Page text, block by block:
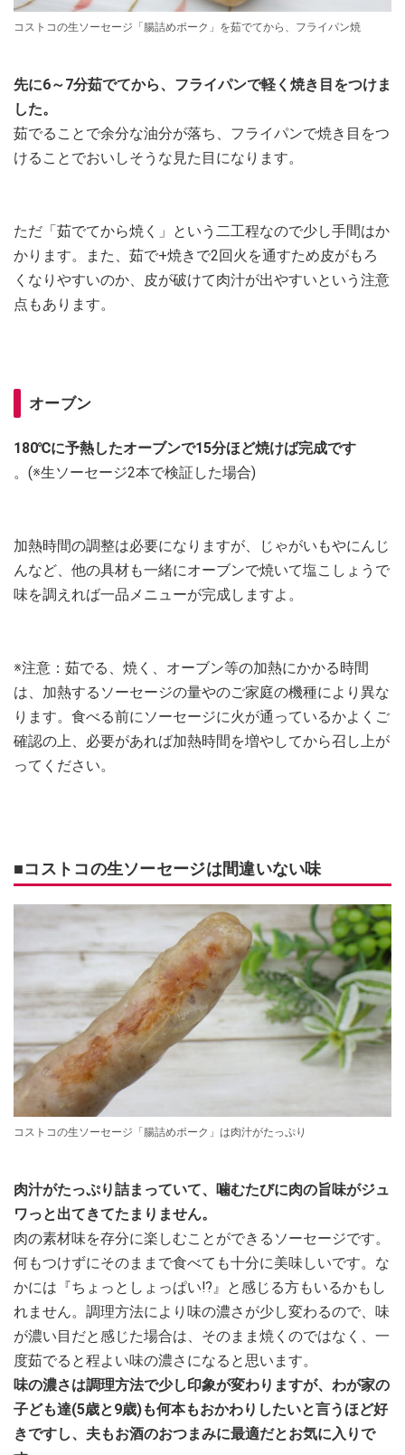
コストコの生ソーセージ「腸詰めポーク」を茹でてから、フライパン焼
先に6～7分茹でてから、フライパンで軽く焼き目をつけま
した。
茹でることで余分な油分が落ち、フライパンで焼き目をつ
けることでおいしそうな見た目になります。
ただ「茹でてから焼く」という二工程なので少し手間はか
かります。また、茹で+焼きで2回火を通すため皮がもろ
くなりやすいのか、皮が破けて肉汁が出やすいという注意
点もあります。
オーブン
180℃に予熱したオーブンで15分ほど焼けば完成です
。(※生ソーセージ2本で検証した場合)
加熱時間の調整は必要になりますが、じゃがいもやにんじ
んなど、他の具材も一緒にオーブンで焼いて塩こしょうで
味を調えれば一品メニューが完成しますよ。
※注意：茹でる、焼く、オーブン等の加熱にかかる時間
は、加熱するソーセージの量やのご家庭の機種により異な
ります。食べる前にソーセージに火が通っているかよくご
確認の上、必要があれば加熱時間を増やしてから召し上が
ってください。
■コストコの生ソーセージは間違いない味
コストコの生ソーセージ「腸詰めポーク」は肉汁がたっぷり
肉汁がたっぷり詰まっていて、噛むたびに肉の旨味がジュ
ワっと出てきてたまりません。
肉の素材味を存分に楽しむことができるソーセージです。
何もつけずにそのままで食べても十分に美味しいです。な
かには『ちょっとしょっぱい⁉』と感じる方もいるかもし
れません。調理方法により味の濃さが少し変わるので、味
が濃い目だと感じた場合は、そのまま焼くのではなく、一
度茹でると程よい味の濃さになると思います。
味の濃さは調理方法で少し印象が変わりますが、わが家の
子ども達(5歳と9歳)も何本もおかわりしたいと言うほど好
きですし、夫もお酒のおつまみに最適だとお気に入りで